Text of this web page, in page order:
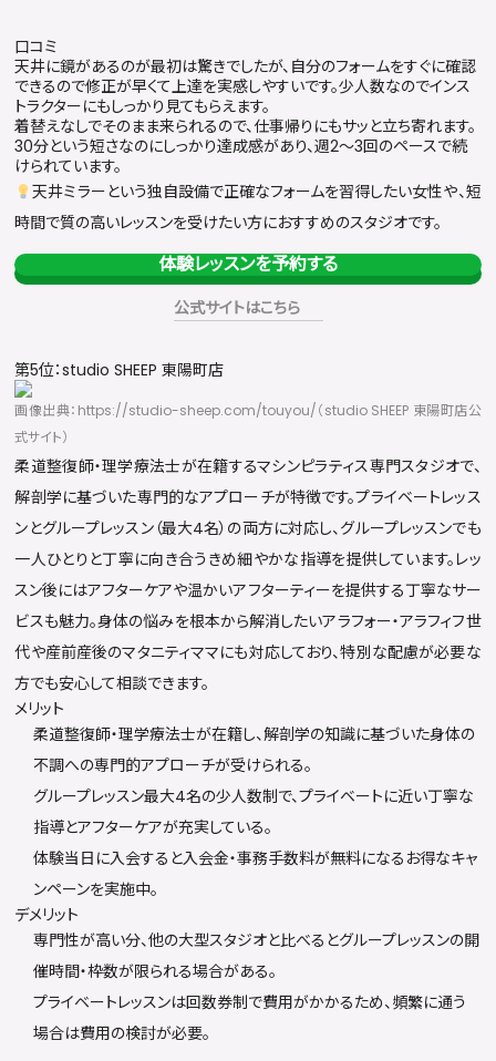
口コミ
天井に鏡があるのが最初は驚きでしたが、自分のフォームをすぐに確認
できるので修正が早くて上達を実感しやすいです。少人数なのでインス
トラクターにもしっかり見てもらえます。
着替えなしでそのまま来られるので、仕事帰りにもサッと立ち寄れます。
30分という短さなのにしっかり達成感があり、週2〜3回のペースで続
けられています。
天井ミラーという独自設備で正確なフォームを習得したい女性や、短
時間で質の高いレッスンを受けたい方におすすめのスタジオです。
体験レッスンを予約する
公式サイトはこちら
第5位：studio SHEEP 東陽町店
画像出典：https://studio-sheep.com/touyou/（studio SHEEP 東陽町店公
式サイト）
柔道整復師・理学療法士が在籍するマシンピラティス専門スタジオで、
解剖学に基づいた専門的なアプローチが特徴です。プライベートレッス
ンとグループレッスン（最大4名）の両方に対応し、グループレッスンでも
一人ひとりと丁寧に向き合うきめ細やかな指導を提供しています。レッ
スン後にはアフターケアや温かいアフターティーを提供する丁寧なサー
ビスも魅力。身体の悩みを根本から解消したいアラフォー・アラフィフ世
代や産前産後のマタニティママにも対応しており、特別な配慮が必要な
方でも安心して相談できます。
メリット
柔道整復師・理学療法士が在籍し、解剖学の知識に基づいた身体の
不調への専門的アプローチが受けられる。
グループレッスン最大4名の少人数制で、プライベートに近い丁寧な
指導とアフターケアが充実している。
体験当日に入会すると入会金・事務手数料が無料になるお得なキャ
ンペーンを実施中。
デメリット
専門性が高い分、他の大型スタジオと比べるとグループレッスンの開
催時間・枠数が限られる場合がある。
プライベートレッスンは回数券制で費用がかかるため、頻繁に通う
場合は費用の検討が必要。